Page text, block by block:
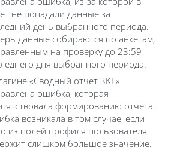
не попадали данные за
день выбранного периода.
данные собираются по анкетам,
на проверку до 23:59
дня выбранного периода.
«Сводный отчет 3KL‎»
ошибка, которая
формированию отчета.
возникала в том случае, если
из полей профиля пользователя
слишком большое значение.